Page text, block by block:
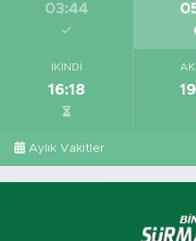
03:44
İKINDI
16:18
Aylık Vakitler